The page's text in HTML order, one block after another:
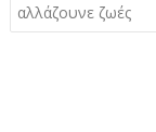
αλλάζουνε ζωές